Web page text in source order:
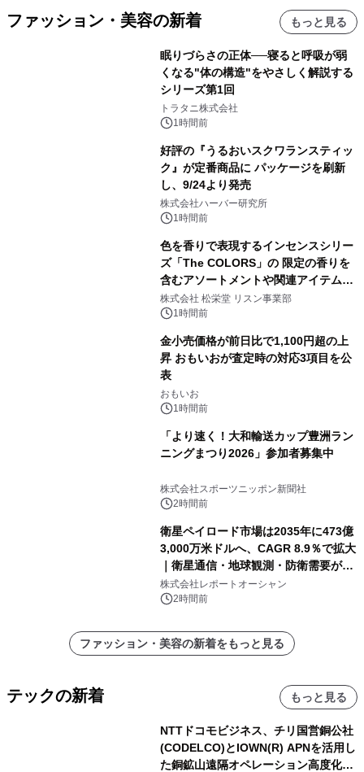
ファッション・美容の新着 もっと見る
眠りづらさの正体──寝ると呼吸が弱
くなる"体の構造"をやさしく解説する
シリーズ第1回
トラタニ株式会社
1時間前
好評の『うるおいスクワランスティッ
ク』が定番商品に パッケージを刷新
し、9/24より発売
株式会社ハーバー研究所
1時間前
色を香りで表現するインセンスシリー
ズ「The COLORS」の 限定の香りを
含むアソートメントや関連アイテムを
8月6日発売
株式会社 松栄堂 リスン事業部
1時間前
金小売価格が前日比で1,100円超の上
昇 おもいおが査定時の対応3項目を公
表
おもいお
1時間前
「より速く！大和輸送カップ豊洲ラン
ニングまつり2026」参加者募集中
株式会社スポーツニッポン新聞社
2時間前
衛星ペイロード市場は2035年に473億
3,000万米ドルへ、CAGR 8.9％で拡大
｜衛星通信・地球観測・防衛需要が牽
引する次世代宇宙産業の成長戦略
株式会社レポートオーシャン
2時間前
ファッション・美容の新着をもっと見る
テックの新着 もっと見る
NTTドコモビジネス、チリ国営銅公社
(CODELCO)とIOWN(R) APNを活用し
た銅鉱山遠隔オペレーション高度化に